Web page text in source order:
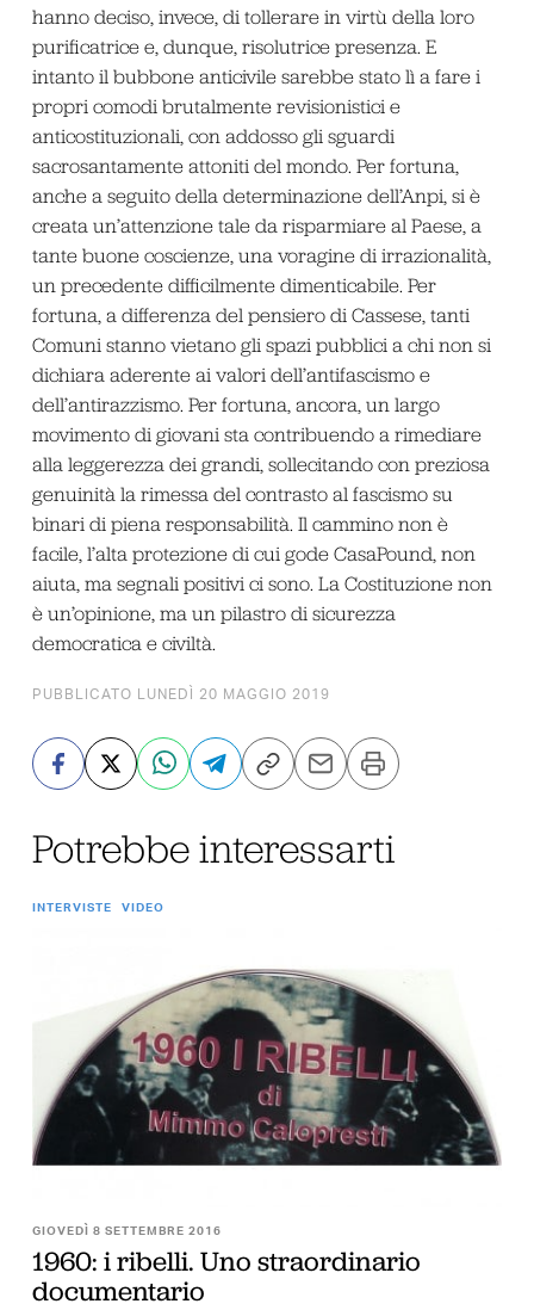
hanno deciso, invece, di tollerare in virtù della loro
purificatrice e, dunque, risolutrice presenza. E
intanto il bubbone anticivile sarebbe stato lì a fare i
propri comodi brutalmente revisionistici e
anticostituzionali, con addosso gli sguardi
sacrosantamente attoniti del mondo. Per fortuna,
anche a seguito della determinazione dell’Anpi, si è
creata un’attenzione tale da risparmiare al Paese, a
tante buone coscienze, una voragine di irrazionalità,
un precedente difficilmente dimenticabile. Per
fortuna, a differenza del pensiero di Cassese, tanti
Comuni stanno vietano gli spazi pubblici a chi non si
dichiara aderente ai valori dell’antifascismo e
dell’antirazzismo. Per fortuna, ancora, un largo
movimento di giovani sta contribuendo a rimediare
alla leggerezza dei grandi, sollecitando con preziosa
genuinità la rimessa del contrasto al fascismo su
binari di piena responsabilità. Il cammino non è
facile, l’alta protezione di cui gode CasaPound, non
aiuta, ma segnali positivi ci sono. La Costituzione non
è un’opinione, ma un pilastro di sicurezza
democratica e civiltà.
PUBBLICATO LUNEDÌ 20 MAGGIO 2019
Potrebbe interessarti
INTERVISTE VIDEO
GIOVEDÌ 8 SETTEMBRE 2016
1960: i ribelli. Uno straordinario
documentario